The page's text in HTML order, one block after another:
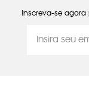
Inscreva-se